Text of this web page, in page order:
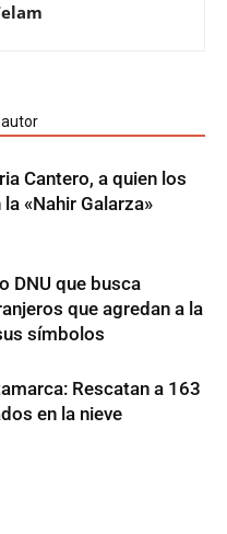
autor
Cantero, a quien los
«Nahir Galarza»
DNU que busca
que agredan a la
símbolos
Rescatan a 163
en la nieve